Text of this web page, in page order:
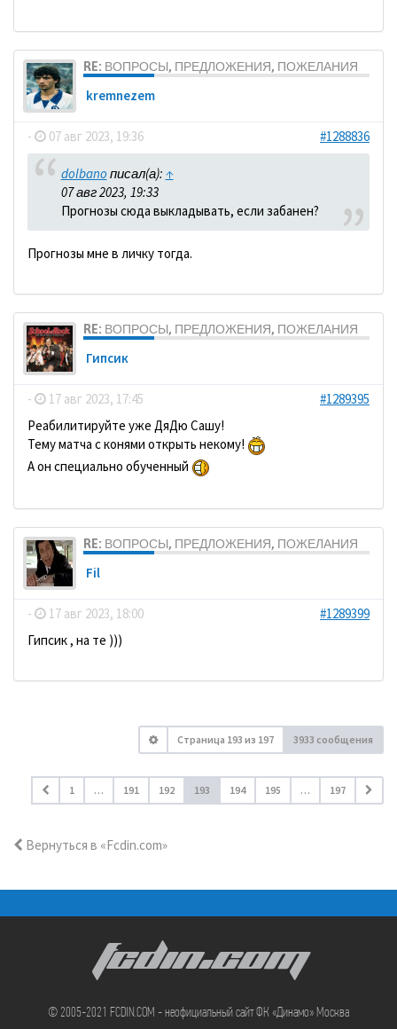
RE: ВОПРОСЫ, ПРЕДЛОЖЕНИЯ, ПОЖЕЛАНИЯ
kremnezem
- 07 авг 2023, 19:36 #1288836
dolbano писал(а): ↑
07 авг 2023, 19:33
Прогнозы сюда выкладывать, если забанен?
Прогнозы мне в личку тогда.
RE: ВОПРОСЫ, ПРЕДЛОЖЕНИЯ, ПОЖЕЛАНИЯ
Гипсик
- 17 авг 2023, 17:45
#1289395
Реабилитируйте уже ДяДю Сашу!
Тему матча с конями открыть некому!
А он специально обученный
RE: ВОПРОСЫ, ПРЕДЛОЖЕНИЯ, ПОЖЕЛАНИЯ
Fil
- 17 авг 2023, 18:00
#1289399
Гипсик , на те )))
Страница 193 из 197 3933 сообщения
1 … 191 192 193 194 195 … 197
Вернуться в «Fcdin.com»
FCDIN.COM
© 2005-2021 FCDIN.COM - неофициальный сайт ФК «Динамо» Москва